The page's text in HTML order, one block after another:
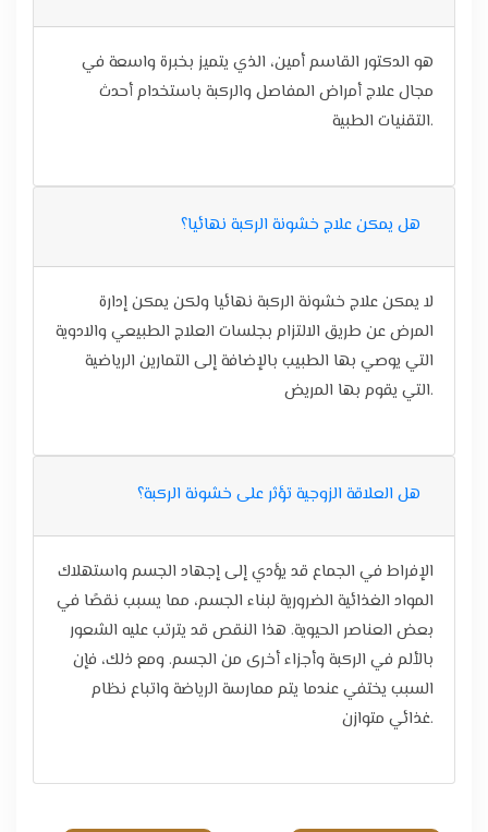
هو الدكتور القاسم أمين، الذي يتميز بخبرة واسعة في
مجال علاج أمراض المفاصل والركبة باستخدام أحدث
التقنيات الطبية.
هل يمكن علاج خشونة الركبة نهائيا؟
لا يمكن علاج خشونة الركبة نهائيا ولكن يمكن إدارة
المرض عن طريق الالتزام بجلسات العلاج الطبيعي والادوية
التي يوصي بها الطبيب بالإضافة إلى التمارين الرياضية
التي يقوم بها المريض.
هل العلاقة الزوجية تؤثر على خشونة الركبة؟
الإفراط في الجماع قد يؤدي إلى إجهاد الجسم واستهلاك
المواد الغذائية الضرورية لبناء الجسم، مما يسبب نقصًا في
بعض العناصر الحيوية. هذا النقص قد يترتب عليه الشعور
بالألم في الركبة وأجزاء أخرى من الجسم. ومع ذلك، فإن
السبب يختفي عندما يتم ممارسة الرياضة واتباع نظام
غذائي متوازن.